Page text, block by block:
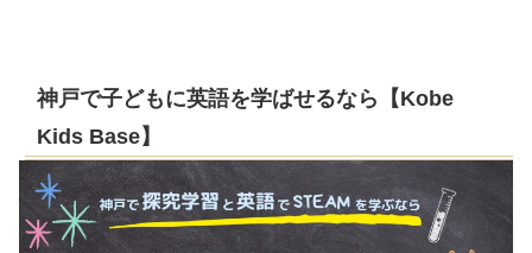
神戸で子どもに英語を学ばせるなら【Kobe
Kids Base】